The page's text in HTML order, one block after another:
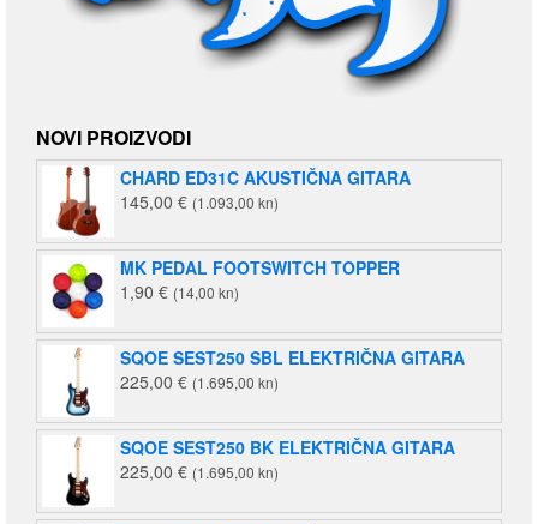
NOVI PROIZVODI
CHARD ED31C AKUSTIČNA GITARA
145,00 € (1.093,00 kn)
MK PEDAL FOOTSWITCH TOPPER
1,90 € (14,00 kn)
SQOE SEST250 SBL ELEKTRIČNA GITARA
225,00 € (1.695,00 kn)
SQOE SEST250 BK ELEKTRIČNA GITARA
225,00 € (1.695,00 kn)